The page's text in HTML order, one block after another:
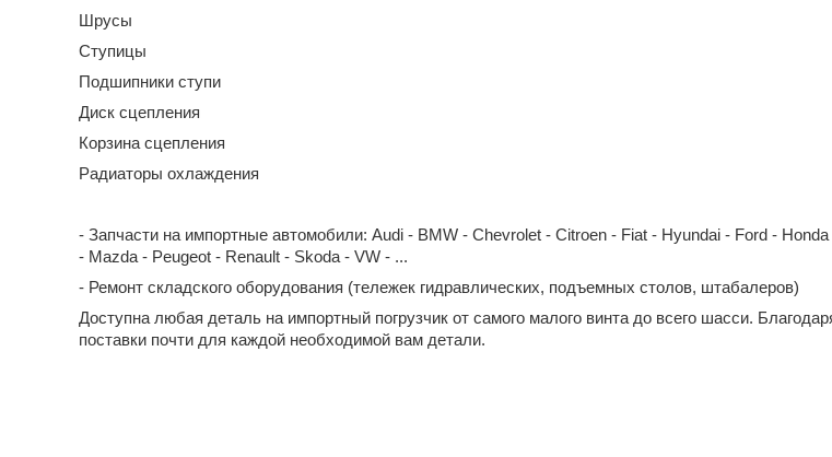
Шрусы
Ступицы
Подшипники ступи
Диск сцепления
Корзина сцепления
Радиаторы охлаждения
- Запчасти на импортные автомобили: Audi - BMW - Chevrolet - Citroen - Fiat - Hyundai - Ford -
- Mazda - Peugeot - Renault - Skoda - VW - ...
- Ремонт складского оборудования (тележек гидравлических, подъемных столов, штабалеров)
Доступна любая деталь на импортный погрузчик от самого малого винта до всего шасси.
поставки почти для каждой необходимой вам детали.